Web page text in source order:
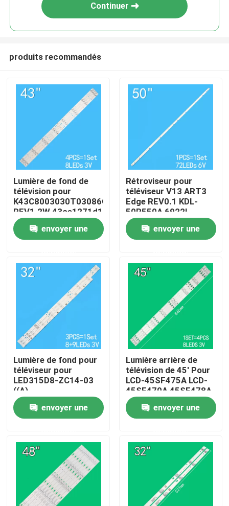
Maison
Produits
Vidéos
Au sujet de nous
Visite d'usine
Contrôle de qualité
Contactez-nous
Demandez une citation
rétroéclairage pour téléviseurs à LED
Continuer
produits recommandés
Lumière de fond de
télévision pour
K43C8003030T03086C9-
REV1.2W 43ce1271d1
envoyer une
Rétroviseur pour
téléviseur V13 ART3
Edge REV0.1 KDL-
50R550A 6922L-
0083A 6916L1291A
envoyer une
Lumière de fond pour
téléviseur pour
LED315D8-ZC14-03
((A)
315D3503V1W4C1BX2-
55917M
30331509207
envoyer une
Lumière arrière de
télévision de 45' Pour
LCD-45SF475A LCD-
45SF470A 45SF478A
45TX4100
3P45UM003 A0
3P45UM001 A9
3P45UM001
envoyer une